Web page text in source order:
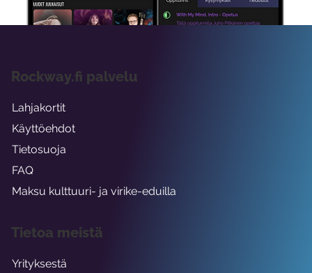
Rockway.fi palvelu
Lahjakortit
Käyttöehdot
Tietosuoja
FAQ
Maksu kulttuuri- ja virike-eduilla
Tietoa meistä
Yrityksestä